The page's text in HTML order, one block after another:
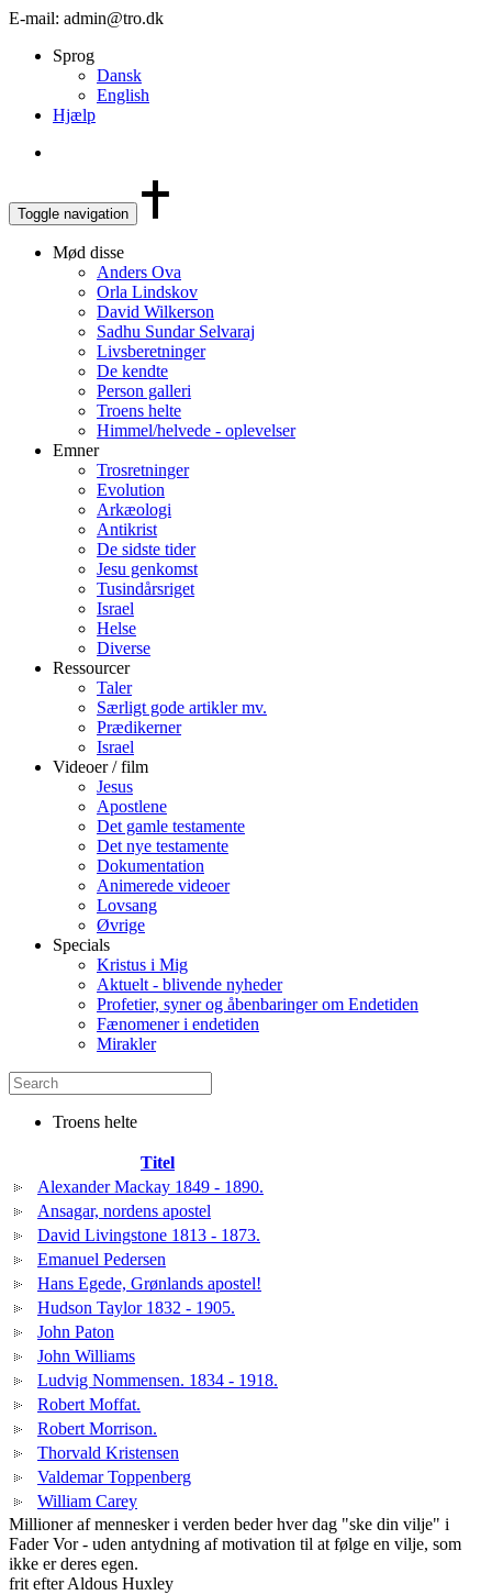
E-mail: admin@tro.dk
Sprog
Dansk
English
Hjælp
Toggle navigation
Mød disse
Anders Ova
Orla Lindskov
David Wilkerson
Sadhu Sundar Selvaraj
Livsberetninger
De kendte
Person galleri
Troens helte
Himmel/helvede - oplevelser
Emner
Trosretninger
Evolution
Arkæologi
Antikrist
De sidste tider
Jesu genkomst
Tusindårsriget
Israel
Helse
Diverse
Ressourcer
Taler
Særligt gode artikler mv.
Prædikerner
Israel
Videoer / film
Jesus
Apostlene
Det gamle testamente
Det nye testamente
Dokumentation
Animerede videoer
Lovsang
Øvrige
Specials
Kristus i Mig
Aktuelt - blivende nyheder
Profetier, syner og åbenbaringer om Endetiden
Fænomener i endetiden
Mirakler
Troens helte
Titel
Alexander Mackay 1849 - 1890.
Ansagar, nordens apostel
David Livingstone 1813 - 1873.
Emanuel Pedersen
Hans Egede, Grønlands apostel!
Hudson Taylor 1832 - 1905.
John Paton
John Williams
Ludvig Nommensen. 1834 - 1918.
Robert Moffat.
Robert Morrison.
Thorvald Kristensen
Valdemar Toppenberg
William Carey
Millioner af mennesker i verden beder hver dag "ske din vilje" i
Fader Vor - uden antydning af motivation til at følge en vilje, som
ikke er deres egen.
frit efter Aldous Huxley